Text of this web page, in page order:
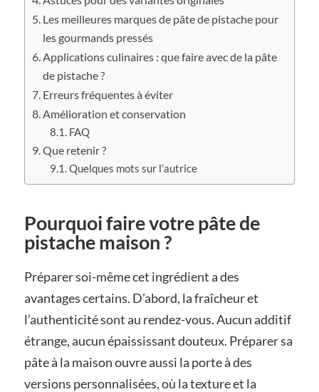
Les meilleures marques de pâte de pistache pour
les gourmands pressés
Applications culinaires : que faire avec de la pâte
de pistache ?
Erreurs fréquentes à éviter
Amélioration et conservation
FAQ
Que retenir ?
Quelques mots sur l’autrice
Pourquoi faire votre pâte de
pistache maison ?
Préparer soi-même cet ingrédient a des
avantages certains. D’abord, la fraîcheur et
l’authenticité sont au rendez-vous. Aucun additif
étrange, aucun épaississant douteux. Préparer sa
pâte à la maison ouvre aussi la porte à des
versions personnalisées, où la texture et la